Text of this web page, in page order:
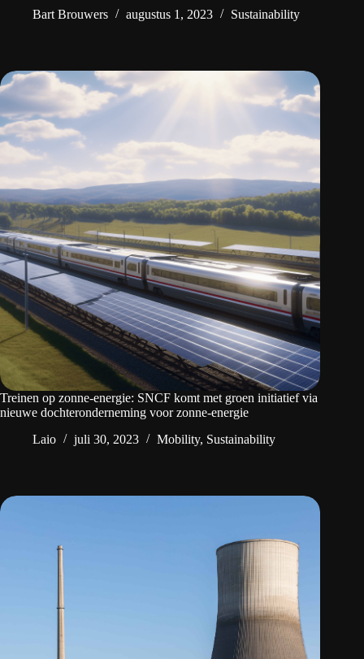
Bart Brouwers augustus 1, 2023 Sustainability
Treinen op zonne-energie: SNCF komt met groen initiatief via
nieuwe dochteronderneming voor zonne-energie
Laio
juli 30, 2023 Mobility, Sustainability